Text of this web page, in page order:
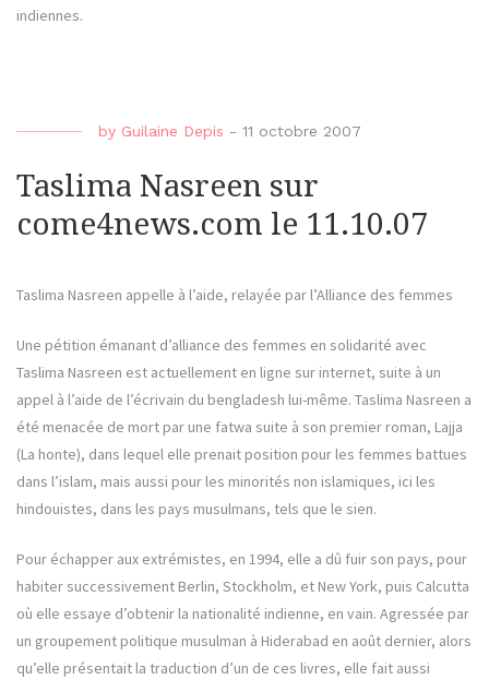
indiennes.
by Guilaine Depis - 11 octobre 2007
Taslima Nasreen sur
come4news.com le 11.10.07
Taslima Nasreen appelle à l’aide, relayée par l’Alliance des femmes
Une pétition émanant d’alliance des femmes en solidarité avec
Taslima Nasreen est actuellement en ligne sur internet, suite à un
appel à l’aide de l’écrivain du bengladesh lui-même. Taslima Nasreen a
été menacée de mort par une fatwa suite à son premier roman, Lajja
(La honte), dans lequel elle prenait position pour les femmes battues
dans l’islam, mais aussi pour les minorités non islamiques, ici les
hindouistes, dans les pays musulmans, tels que le sien.
Pour échapper aux extrémistes, en 1994, elle a dû fuir son pays, pour
habiter successivement Berlin, Stockholm, et New York, puis Calcutta
où elle essaye d’obtenir la nationalité indienne, en vain. Agressée par
un groupement politique musulman à Hiderabad en août dernier, alors
qu’elle présentait la traduction d’un de ces livres, elle fait aussi